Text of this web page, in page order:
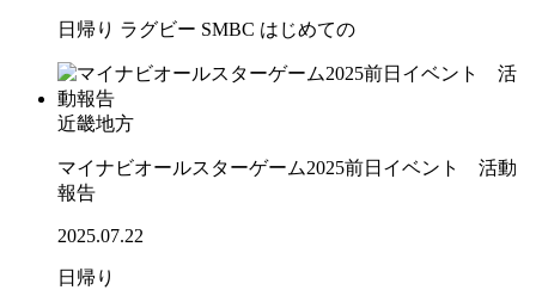
日帰り ラグビー SMBC はじめての
近畿地方
マイナビオールスターゲーム2025前日イベント 活動
報告
2025.07.22
日帰り